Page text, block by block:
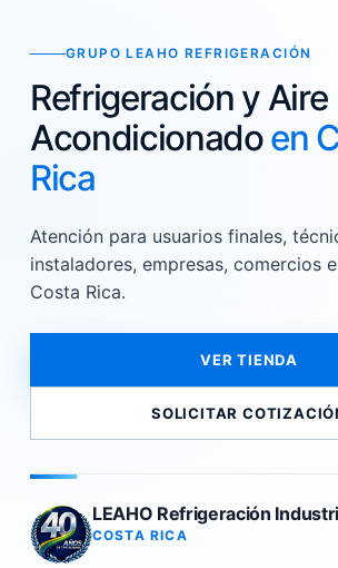
GRUPO LEAHO REFRIGERACIÓN
Refrigeración y Aire
Acondicionadoen
Rica
Atención para usuarios finales,
instaladores, empresas, comercios
Costa Rica.
VER TIENDA
SOLICITAR
LEAHO Refrigeración
COSTA RICA